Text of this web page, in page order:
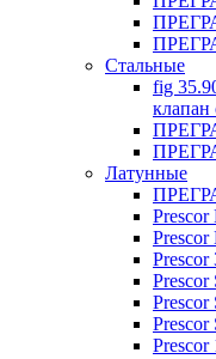
Стальные
fig
клапан
Латунные
Prescor
Prescor
Prescor
Prescor
Prescor
Prescor
Prescor